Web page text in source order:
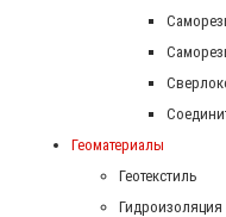
Геоматериалы
Геотекстиль
Гидроизоляция